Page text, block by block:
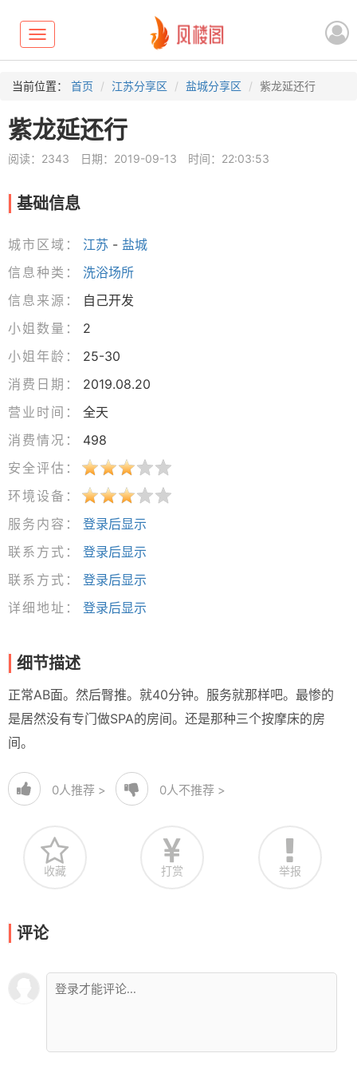
Toggle
navigation
当前位置： 首页 江苏分享区 盐城分享区 紫龙延还行
紫龙延还行
阅读：2343 日期：2019-09-13 时间：22:03:53
基础信息
城市区域： 江苏 - 盐城
信息种类：
洗浴场所
信息来源：
自己开发
小姐数量：
2
小姐年龄：
25-30
消费日期：
2019.08.20
营业时间：
全天
消费情况：
498
安全评估：
环境设备：
服务内容：
登录后显示
联系方式：
登录后显示
联系方式：
登录后显示
详细地址：
登录后显示
细节描述
正常AB面。然后臀推。就40分钟。服务就那样吧。最惨的
是居然没有专门做SPA的房间。还是那种三个按摩床的房
间。
0人推荐 > 0人不推荐 >
收藏 打赏 举报
评论